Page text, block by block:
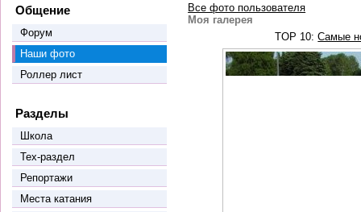
Общение
Форум
Наши фото
Роллер лист
Разделы
Школа
Тех-раздел
Репортажи
Места катания
Все фото пользователя
Моя галерея
TOP 10:Самые